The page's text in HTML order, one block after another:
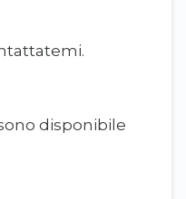
disponibile